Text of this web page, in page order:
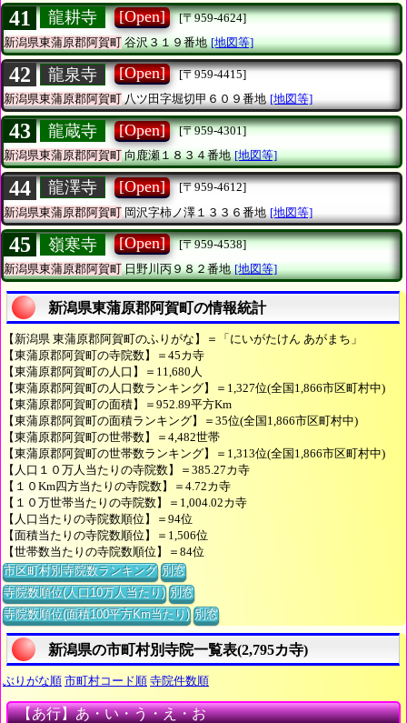
41 龍耕寺 [Open]
[〒959-4624]
新潟県東蒲原郡阿賀町谷沢３１９番地 [地図等]
42 龍泉寺 [Open]
[〒959-4415]
新潟県東蒲原郡阿賀町八ツ田字堀切甲６０９番地 [地図等]
43 龍蔵寺 [Open]
[〒959-4301]
新潟県東蒲原郡阿賀町向鹿瀬１８３４番地 [地図等]
44 龍澤寺 [Open]
[〒959-4612]
新潟県東蒲原郡阿賀町 岡沢字柿ノ澤１３３６番地 [地図等]
45 嶺寒寺 [Open]
[〒959-4538]
新潟県東蒲原郡阿賀町日野川丙９８２番地 [地図等]
新潟県東蒲原郡阿賀町の情報統計
【新潟県 東蒲原郡阿賀町のふりがな】＝「にいがたけん あがまち」
【東蒲原郡阿賀町の寺院数】＝45カ寺
【東蒲原郡阿賀町の人口】＝11,680人
【東蒲原郡阿賀町の人口数ランキング】＝1,327位(全国1,866市区町村中)
【東蒲原郡阿賀町の面積】＝952.89平方Km
【東蒲原郡阿賀町の面積ランキング】＝35位(全国1,866市区町村中)
【東蒲原郡阿賀町の世帯数】＝4,482世帯
【東蒲原郡阿賀町の世帯数ランキング】＝1,313位(全国1,866市区町村中)
【人口１０万人当たりの寺院数】＝385.27カ寺
【１０Km四方当たりの寺院数】＝4.72カ寺
【１０万世帯当たりの寺院数】＝1,004.02カ寺
【人口当たりの寺院数順位】＝94位
【面積当たりの寺院数順位】＝1,506位
【世帯数当たりの寺院数順位】＝84位
市区町村別寺院数ランキング 別窓
寺院数順位(人口10万人当たり) 別窓
寺院数順位(面積100平方Km当たり) 別窓
新潟県の市町村別寺院一覧表(2,795カ寺)
ぶりがな順 市町村コード順 寺院件数順
【あ行】あ・い・う・え・お